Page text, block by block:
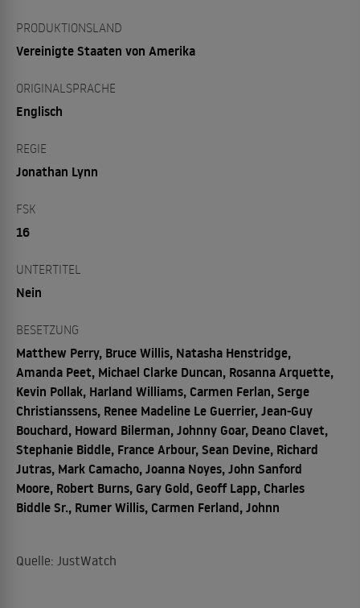
PRODUKTIONSLAND
Vereinigte Staaten von Amerika
ORIGINALSPRACHE
Englisch
REGIE
Jonathan Lynn
FSK
16
UNTERTITEL
Nein
BESETZUNG
Matthew Perry, Bruce Willis, Natasha Henstridge,
Amanda Peet, Michael Clarke Duncan, Rosanna Arquette,
Kevin Pollak, Harland Williams, Carmen Ferlan, Serge
Christianssens, Renee Madeline Le Guerrier, Jean-Guy
Bouchard, Howard Bilerman, Johnny Goar, Deano Clavet,
Stephanie Biddle, France Arbour, Sean Devine, Richard
Jutras, Mark Camacho, Joanna Noyes, John Sanford
Moore, Robert Burns, Gary Gold, Geoff Lapp, Charles
Biddle Sr., Rumer Willis, Carmen Ferland, Johnn
Quelle: JustWatch